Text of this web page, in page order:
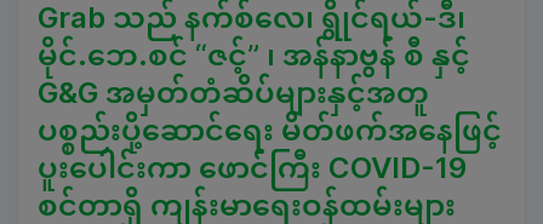
Grab သည် နက်စ်လေ၊ ရွိုင်ရယ်-ဒီ၊
မိုင်.ဘေ.စင် “ဇင့်” ၊ အန်နာဗွန် စီ နှင့်
G&G အမှတ်တံဆိပ်များနှင့်အတူ
ပစ္စည်းပို့ဆောင်ရေး မိတ်ဖက်အနေဖြင့်
ပူးပေါင်းကာ ဖောင်ကြီး COVID-19
စင်တာရှိ ကျန်းမာရေးဝန်ထမ်းများ